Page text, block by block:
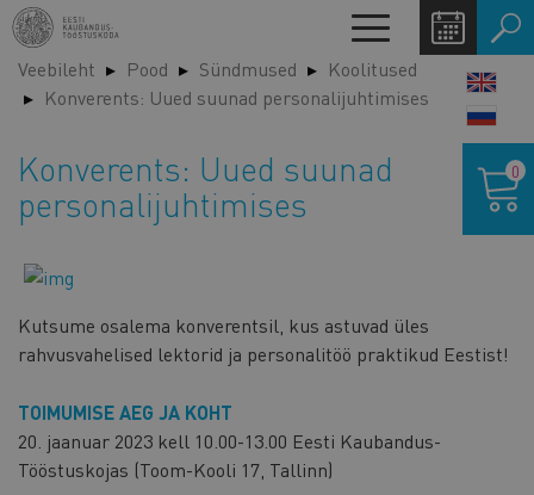
Liigu
edasi
põhisisu
juurde
Toggle
navigation
Veebileht Pood Sündmused
Koolitused
Konverents: Uued suunad personalijuhtimises
Konverents: Uued suunad
personalijuhtimises
Kutsume osalema konverentsil, kus astuvad üles
rahvusvahelised lektorid ja personalitöö praktikud Eestist!
TOIMUMISE AEG JA KOHT
20. jaanuar 2023 kell 10.00-13.00 Eesti Kaubandus-
Tööstuskojas (Toom-Kooli 17, Tallinn)
0